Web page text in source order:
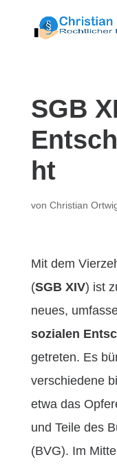
SGB
ht
von Christian
Mit dem
(SGB XIV) ist
neues,
sozialen
getreten. Es
verschiedene
etwa das
und Teile des
(BVG). Im